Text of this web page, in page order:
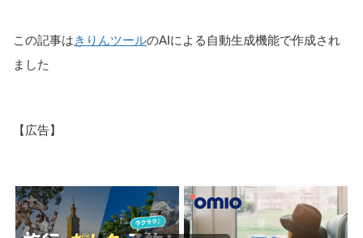
この記事はきりんツールのAIによる自動生成機能で作成され
ました
【広告】